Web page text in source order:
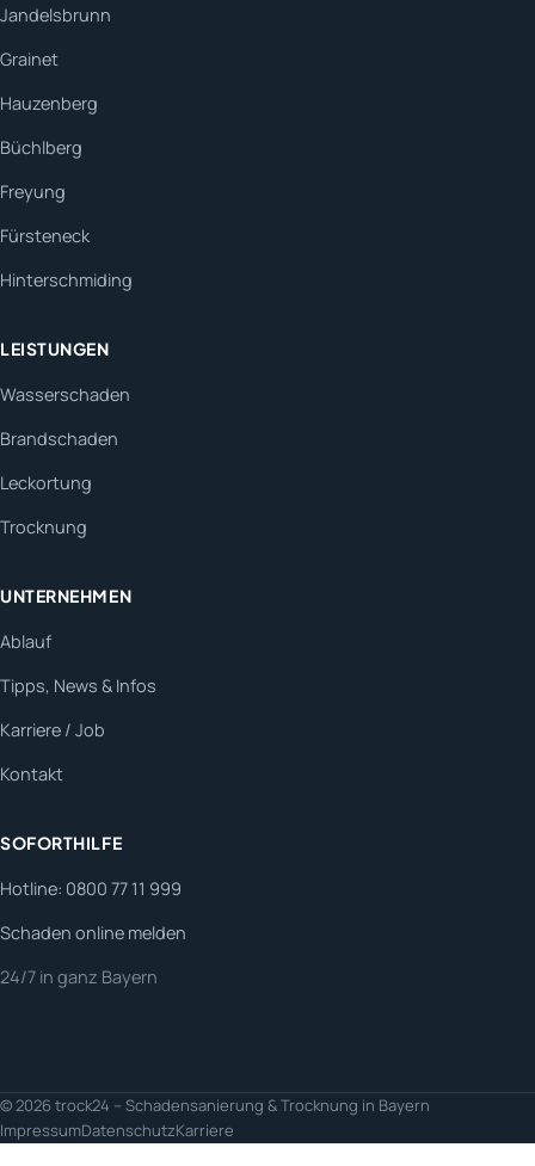
Jandelsbrunn
Grainet
Hauzenberg
Büchlberg
Freyung
Fürsteneck
Hinterschmiding
LEISTUNGEN
Wasserschaden
Brandschaden
Leckortung
Trocknung
UNTERNEHMEN
Ablauf
Tipps, News & Infos
Karriere / Job
Kontakt
SOFORTHILFE
Hotline: 0800 77 11 999
Schaden online melden
24/7 in ganz Bayern
© 2026 trock24 – Schadensanierung & Trocknung in Bayern
ImpressumDatenschutzKarriere